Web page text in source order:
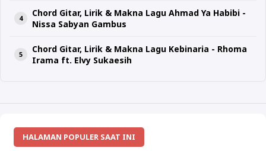
Chord Gitar, Lirik & Makna Lagu Ahmad Ya Habibi -
Nissa Sabyan Gambus
Chord Gitar, Lirik & Makna Lagu Kebinaria - Rhoma
Irama ft. Elvy Sukaesih
HALAMAN POPULER SAAT INI